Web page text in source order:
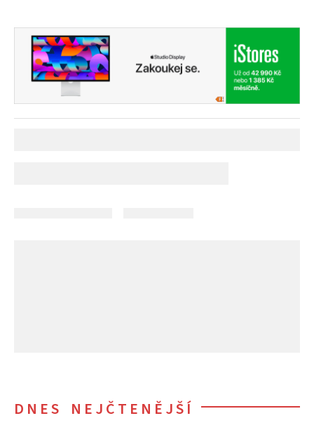
DNES NEJČTENĚJŠÍ